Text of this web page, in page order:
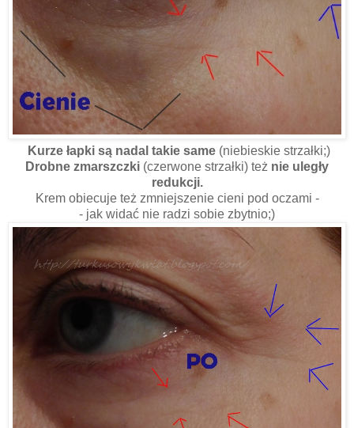
Kurze łapki są nadal takie same(niebieskie strzałki;)
Drobne zmarszczki (czerwone strzałki) też nie uległy
redukcji.
Krem obiecuje też zmniejszenie cieni pod oczami -
- jak widać nie radzi sobie zbytnio;)